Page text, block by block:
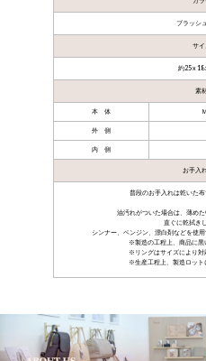
ブラッシ
サイ
約25 x 18
素
本 体
外 側
内 側
お手入
普段のお手入れは乾いた布
油汚れがついた場合は、薄めた
直ぐに乾拭き
シンナー、ベンジン、漂白剤などを使
製造の工程上、商品に黒
リングはサイズにより対
生産工程上、製造ロット